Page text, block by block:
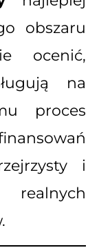
obszaru
ocenić,
na
proces
i